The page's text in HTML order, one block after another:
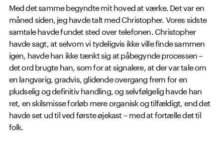
Med det samme begyndte mit hoved at værke. Det var en
måned siden, jeg havde talt med Christopher. Vores sidste
samtale havde fundet sted over telefonen. Christopher
havde sagt, at selvom vi tydeligvis ikke ville finde sammen
igen, havde han ikke tænkt sig at påbegynde processen –
det ord brugte han, som for at signalere, at der var tale om
en langvarig, gradvis, glidende overgang frem for en
pludselig og definitiv handling, og selvfølgelig havde han
ret, en skilsmisse forløb mere organisk og tilfældigt, end det
havde set ud til ved første øjekast – med at fortælle det til
folk.